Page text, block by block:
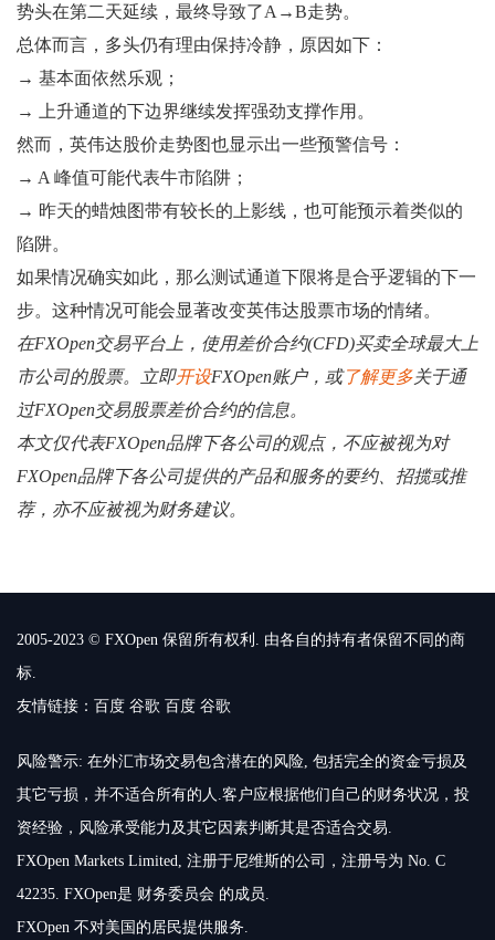
势头在第二天延续，最终导致了A→B走势。
总体而言，多头仍有理由保持冷静，原因如下：
→ 基本面依然乐观；
→ 上升通道的下边界继续发挥强劲支撑作用。
然而，英伟达股价走势图也显示出一些预警信号：
→ A 峰值可能代表牛市陷阱；
→ 昨天的蜡烛图带有较长的上影线，也可能预示着类似的
陷阱。
如果情况确实如此，那么测试通道下限将是合乎逻辑的下一
步。这种情况可能会显著改变英伟达股票市场的情绪。
在FXOpen交易平台上，使用差价合约(CFD)买卖全球最大上
市公司的股票。立即开设FXOpen账户，或了解更多关于通
过FXOpen交易股票差价合约的信息。
本文仅代表FXOpen品牌下各公司的观点，不应被视为对
FXOpen品牌下各公司提供的产品和服务的要约、招揽或推
荐，亦不应被视为财务建议。
2005-2023 © FXOpen 保留所有权利. 由各自的持有者保留不同的商
标.
友情链接： 百度 谷歌 百度 谷歌
风险警示: 在外汇市场交易包含潜在的风险, 包括完全的资金亏损及
其它亏损，并不适合所有的人.客户应根据他们自己的财务状况，投
资经验，风险承受能力及其它因素判断其是否适合交易.
FXOpen Markets Limited, 注册于尼维斯的公司，注册号为 No. C
42235. FXOpen是 财务委员会 的成员.
FXOpen 不对美国的居民提供服务.